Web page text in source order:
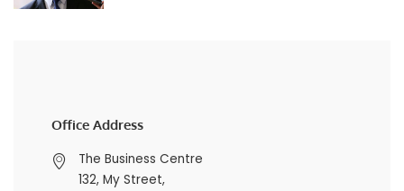
Office Address
The Business Centre
132, My Street,